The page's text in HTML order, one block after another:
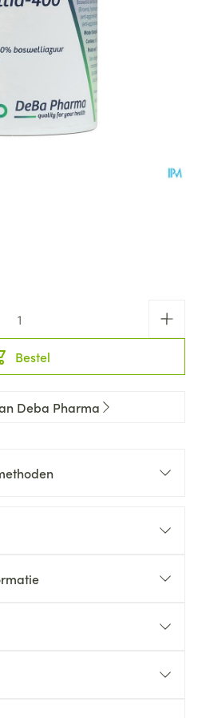
Bestel
Deba Pharma